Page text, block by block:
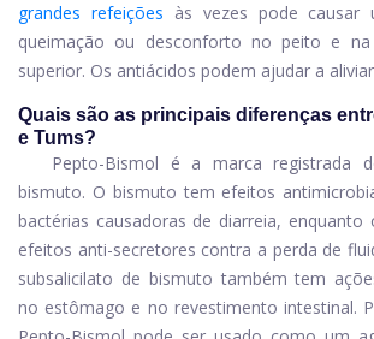
grandes refeições às vezes pode causar
queimação ou desconforto no peito e na
superior. Os antiácidos podem ajudar a
Quais são as principais diferenças
e Tums?
Pepto-Bismol é a marca registrada
bismuto. O bismuto tem efeitos
bactérias causadoras de diarreia, enquanto
efeitos anti-secretores contra a perda de
subsalicilato de bismuto também tem
no estômago e no revestimento intestinal.